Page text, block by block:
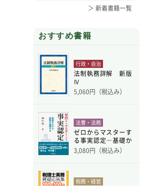
＞ 新着書籍一覧
おすすめ書籍
行政・自治
法制執務詳解 新版
Ⅳ
5,060円（税込み）
法曹・法務
ゼロからマスターす
る事実認定―基礎か
ら学
3,080円（税込み）
税務・経営